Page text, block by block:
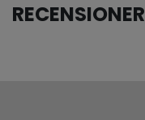
RECENSIONER